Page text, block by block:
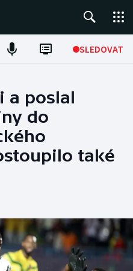
SLEDOVAT
a poslal
do
také